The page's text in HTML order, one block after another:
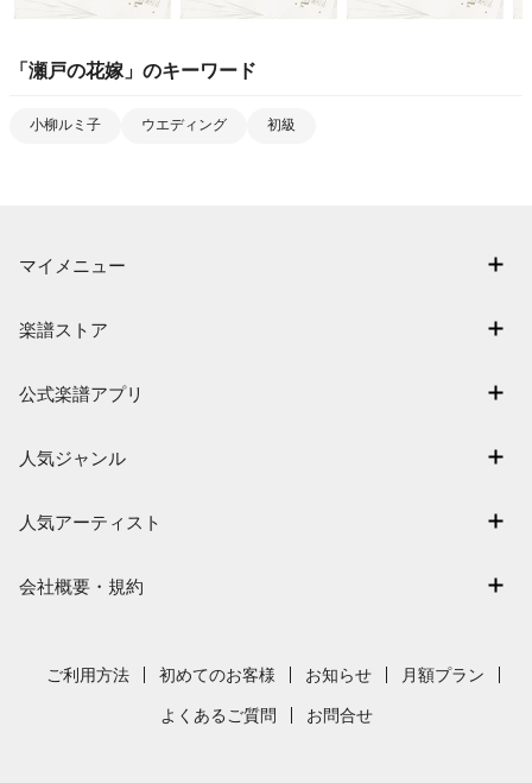
「 瀬戸の花嫁 」のキーワード
小柳ルミ子 ウエディング 初級
マイメニュー
退会はこちら
楽譜ストア
難易度別に探す
まもなく配信
指番号対応の楽譜
公式楽譜アプリ
人気ジャンル
保育
発表会
人気アーティスト
新沢としひこ
会社概要・規約
採用情報
ご利用方法 初めてのお客様 お知らせ 月額プラン
よくあるご質問 お問合せ